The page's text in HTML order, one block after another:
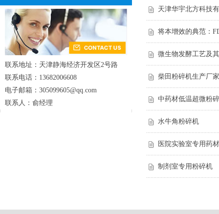
联系地址：天津静海经济开发区2号路
联系电话：13682006608
电子邮箱：305099605@qq.com
联系人：俞经理
天津华宇北方科技
将本增效的典范：
微生物发酵工艺及
柴田粉碎机生产厂家
中药材低温超微粉
水牛角粉碎机
医院实验室专用药
制剂室专用粉碎机